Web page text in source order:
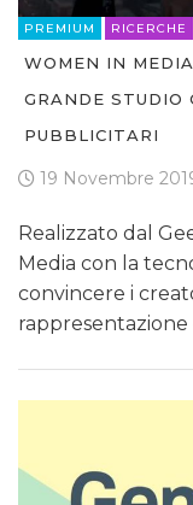
PREMIUM RICERCHE
WOMEN IN
GRANDE STUDIO
PUBBLICITARI
19 Novembre
Realizzato dal
Media con la
convincere i